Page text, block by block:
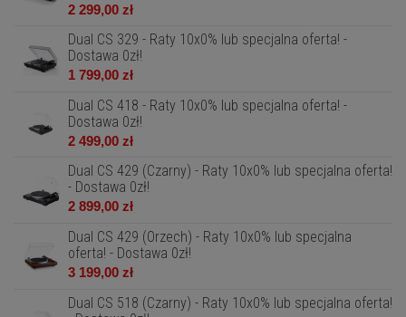
2 299,00 zł
Dual CS 329 - Raty 10x0% lub specjalna oferta! -
Dostawa 0zł!
1 799,00 zł
Dual CS 418 - Raty 10x0% lub specjalna oferta! -
Dostawa 0zł!
2 499,00 zł
Dual CS 429 (Czarny) - Raty 10x0% lub specjalna oferta!
- Dostawa 0zł!
2 899,00 zł
Dual CS 429 (Orzech) - Raty 10x0% lub specjalna
oferta! - Dostawa 0zł!
3 199,00 zł
Dual CS 518 (Czarny) - Raty 10x0% lub specjalna oferta!